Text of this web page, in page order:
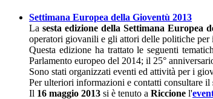
Settimana Europea della Gioventù 2013
La sesta edizione della Settimana Europea
operatori giovanili e gli attori delle politiche
Questa edizione ha trattato le seguenti
Parlamento europeo del 2014; il 25°
Sono stati organizzati eventi ed attività per i
Per ulteriori informazioni e contatti consultare il
Il 16 maggio 2013 si è tenuto a Riccione l'